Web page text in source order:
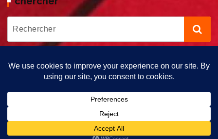
Copyright © 2026 Tout bout de Champs | Propulsé par Tout Bout
de Champs